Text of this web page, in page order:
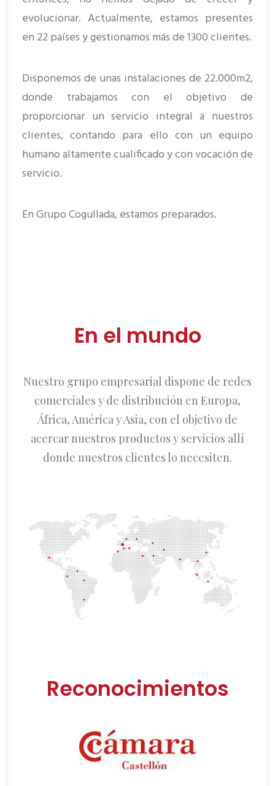
evolucionar. Actualmente, estamos presentes
en 22 países y gestionamos más de 1300 clientes.
Disponemos de unas instalaciones de 22.000m2,
donde trabajamos con el objetivo de
proporcionar un servicio integral a nuestros
clientes, contando para ello con un equipo
humano altamente cualificado y con vocación de
servicio.
En Grupo Cogullada, estamos preparados.
En el mundo
Nuestro grupo empresarial dispone de redes
comerciales y de distribución en Europa,
África, América y Asia, con el objetivo de
acercar nuestros productos y servicios allí
donde nuestros clientes lo necesiten.
Reconocimientos